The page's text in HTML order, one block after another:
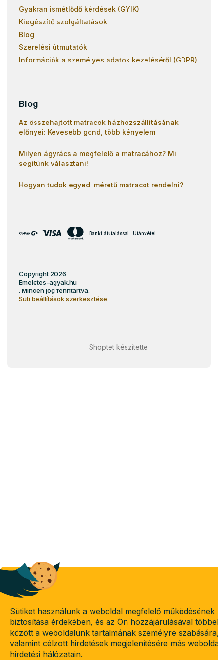
Sütiket használunk a weboldal megfelelő működésének
biztosítása érdekében, és az Ön hozzájárulásával
között a weboldalunk tartalmának személyre
valamint célzott hirdetések megjelenítésére más
hirdetési hálózatain.
Gyakran ismétlődő kérdések (GYIK)
Kiegészítő szolgáltatások
Blog
Szerelési útmutatók
Információk a személyes adatok kezeléséről (GDPR)
Blog
Az összehajtott matracok házhozszállításának
előnyei: Kevesebb gond, több kényelem
Milyen ágyrács a megfelelő a matracához? Mi
segítünk választani!
Hogyan tudok egyedi méretű matracot rendelni?
Banki átutalással Utánvétel
Shoptet készítette
Copyright 2026
Emeletes-agyak.hu
. Minden jog fenntartva.
Süti beállítások szerkesztése